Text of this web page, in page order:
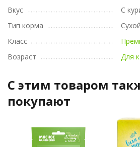
Вкус
С
Тип корма
Сухой
Класс
Возраст
Для
C этим товаром
покупают